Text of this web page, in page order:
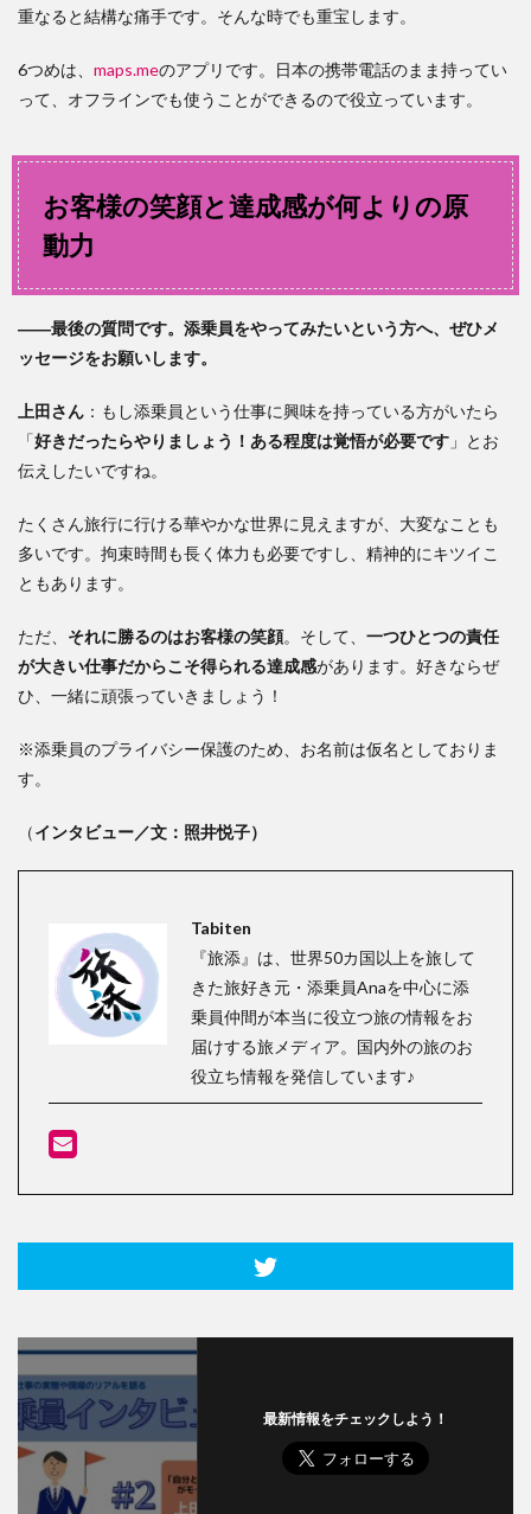
重なると結構な痛手です。そんな時でも重宝します。
6つめは、 maps.meのアプリです。日本の携帯電話のまま持ってい
って、オフラインでも使うことができるので役立っています。
お客様の笑顔と達成感が何よりの原
動力
――最後の質問です。添乗員をやってみたいという方へ、ぜひメ
ッセージをお願いします。
上田さん ：もし添乗員という仕事に興味を持っている方がいたら
「好きだったらやりましょう！ある程度は覚悟が必要です 」とお
伝えしたいですね。
たくさん旅行に行ける華やかな世界に見えますが、大変なことも
多いです。拘束時間も長く体力も必要ですし、精神的にキツイこ
ともあります。
ただ、 それに勝るのはお客様の笑顔。そして、 一つひとつの責任
が大きい仕事だからこそ得られる達成感があります。好きならぜ
ひ、一緒に頑張っていきましょう！
※添乗員のプライバシー保護のため、お名前は仮名としておりま
す。
（インタビュー／文：照井悦子）
Tabiten
『旅添』は、世界50カ国以上を旅して
きた旅好き元・添乗員Anaを中心に添
乗員仲間が本当に役立つ旅の情報をお
届けする旅メディア。国内外の旅のお
役立ち情報を発信しています♪
最新情報をチェックしよう！